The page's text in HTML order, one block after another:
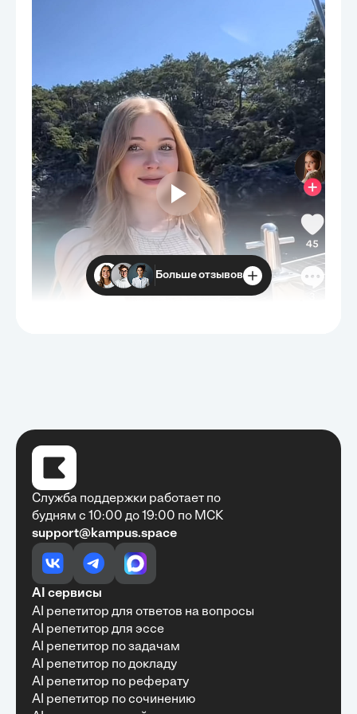
Очень быстро, недорого, качественно,
доступно
Алексей Антонов•27 мая, 2025
Обучение с Кампус Хаб — очень экономит
полезной информации. Рекомендую ...
Рекомендую Кампус АИ всем, кто хочет
учиться эффективно и с комфортом
Больше отзывов
Служба поддержки работает по
будням с 10:00 до 19:00 по МСК
support@kampus.space
AI сервисы
AI репетитор для ответов на вопросы
AI репетитор для эссе
AI репетитор по задачам
AI репетитор по докладу
AI репетитор по реферату
AI репетитор по сочинению